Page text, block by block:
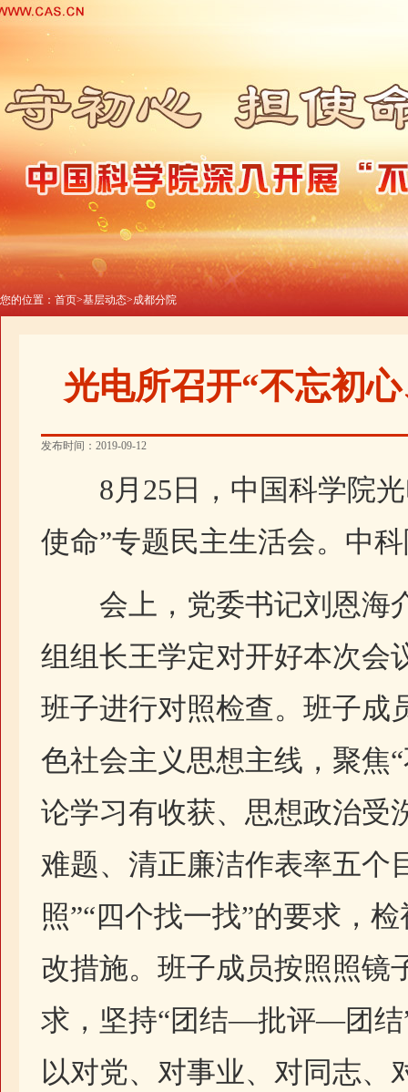
您的位置： 首页>基层动态>成都分院
光电所召开“不忘初
发布时间：2019-09-12
8月25日，中国科学院光
使命”专题民主生活会。中
会上，党委书记刘恩海
组组长王学定对开好本次会
班子进行对照检查。班子成
色社会主义思想主线，聚焦
论学习有收获、思想政治受
难题、清正廉洁作表率五个
照”“四个找一找”的要求，
改措施。班子成员按照照镜
求，坚持“团结—批评—团结
以对党、对事业、对同志、